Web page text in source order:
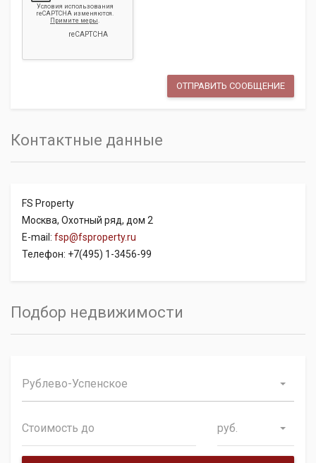
Контактные данные
FS Property
Москва, Охотный ряд, дом 2
E-mail: fsp@fsproperty.ru
Телефон: +7(495) 1-3456-99
Подбор недвижимости
Рублево-Успенское
руб.